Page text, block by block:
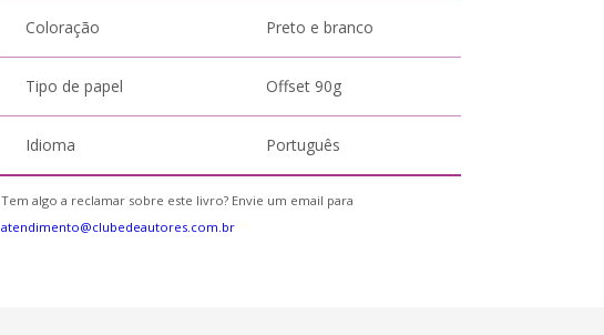
Coloração Preto e branco
Tipo de papel Offset 90g
Idioma Português
Tem algo a reclamar sobre este livro? Envie um email para
atendimento@clubedeautores.com.br